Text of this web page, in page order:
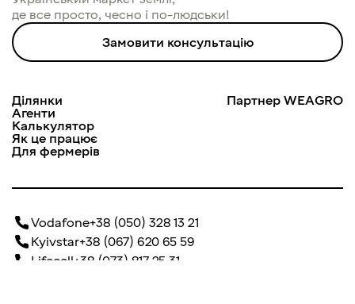
де все просто, чесно і по-людськи!
Замовити консультацію
Ділянки
Агенти
Калькулятор
Як це працює
Для фермерів
Партнер WEAGRO
Vodafone+38 (050) 328 13 21
Kyivstar+38 (067) 620 65 59
Lifecell +38 (073) 817 25 31